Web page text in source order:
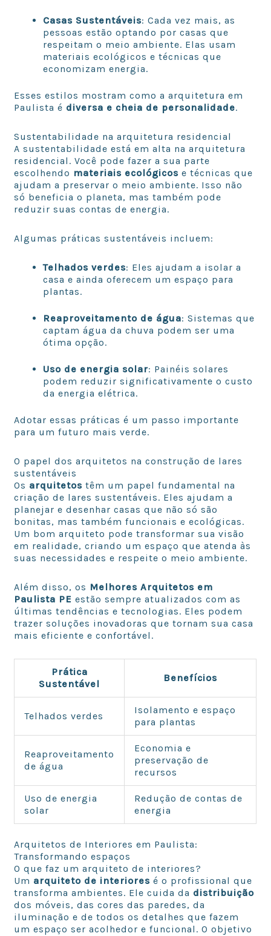
Casas Sustentáveis: Cada vez mais, as
pessoas estão optando por casas que
respeitam o meio ambiente. Elas usam
materiais ecológicos e técnicas que
economizam energia.
Esses estilos mostram como a arquitetura em
Paulista é diversa e cheia de personalidade.
Sustentabilidade na arquitetura residencial
A sustentabilidade está em alta na arquitetura
residencial. Você pode fazer a sua parte
escolhendo materiais ecológicos e técnicas que
ajudam a preservar o meio ambiente. Isso não
só beneficia o planeta, mas também pode
reduzir suas contas de energia.
Algumas práticas sustentáveis incluem:
Telhados verdes: Eles ajudam a isolar a
casa e ainda oferecem um espaço para
plantas.
Reaproveitamento de água: Sistemas que
captam água da chuva podem ser uma
ótima opção.
Uso de energia solar: Painéis solares
podem reduzir significativamente o custo
da energia elétrica.
Adotar essas práticas é um passo importante
para um futuro mais verde.
O papel dos arquitetos na construção de lares
sustentáveis
Os arquitetos têm um papel fundamental na
criação de lares sustentáveis. Eles ajudam a
planejar e desenhar casas que não só são
bonitas, mas também funcionais e ecológicas.
Um bom arquiteto pode transformar sua visão
em realidade, criando um espaço que atenda às
suas necessidades e respeite o meio ambiente.
Além disso, os Melhores Arquitetos em
Paulista PE estão sempre atualizados com as
últimas tendências e tecnologias. Eles podem
trazer soluções inovadoras que tornam sua casa
mais eficiente e confortável.
Prática
Sustentável
Benefícios
Telhados verdes
Isolamento e espaço
para plantas
Reaproveitamento
de água
Economia e
preservação de
recursos
Uso de energia
solar
Redução de contas de
energia
Arquitetos de Interiores em Paulista:
Transformando espaços
O que faz um arquiteto de interiores?
Um arquiteto de interiores é o profissional que
transforma ambientes. Ele cuida da distribuição
dos móveis, das cores das paredes, da
iluminação e de todos os detalhes que fazem
um espaço ser acolhedor e funcional. O objetivo